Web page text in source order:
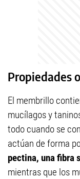
Propiedades
El membrillo
mucílagos y
todo cuando se
actúan de forma
pectina, una fibra
mientras que los